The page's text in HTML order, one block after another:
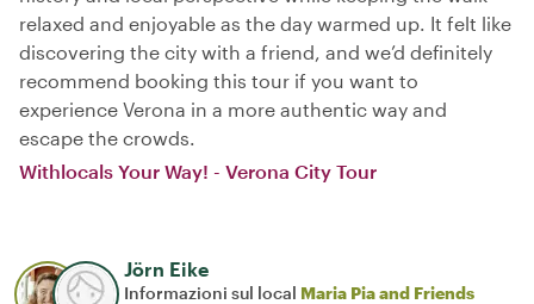
relaxed and enjoyable as the day warmed up. It felt like
discovering the city with a friend, and we’d definitely
recommend booking this tour if you want to
experience Verona in a more authentic way and
escape the crowds.
Withlocals Your Way! - Verona City Tour
Jörn Eike
Informazioni sul local Maria Pia and Friends